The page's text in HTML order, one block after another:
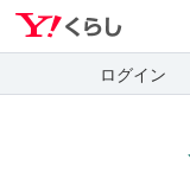
ログイン